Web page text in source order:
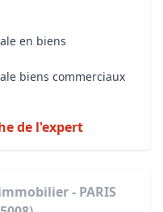
en biens
biens commerciaux
de l'expert
- PARIS